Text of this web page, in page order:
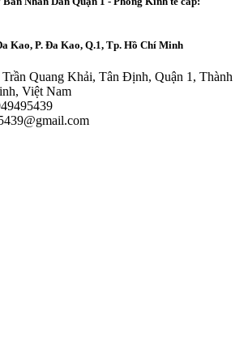
Kao, P. Đa Kao, Q.1, Tp. Hồ Chí Minh
Trần Quang Khải, Tân Định, Quận 1, Thành
Việt Nam